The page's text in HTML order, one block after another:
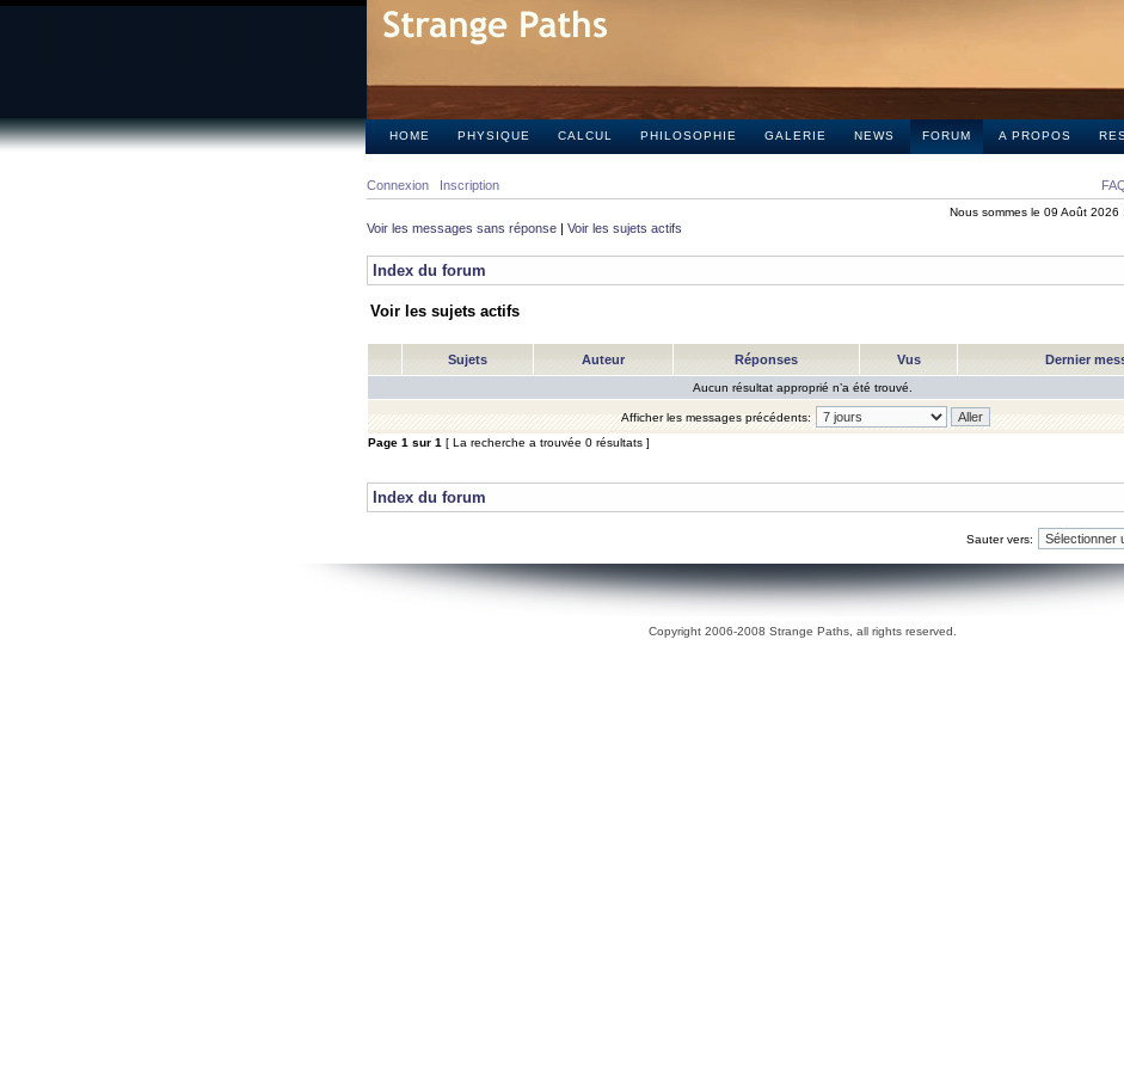
HOME PHYSIQUE CALCUL PHILOSOPHIE GALERIE NEWS FORUM A PROPOS
Connexion Inscription
Nous sommes le 09 Août 2026
Voir les messages sans réponse | Voir les sujets actifs
Index du forum
Voir les sujets actifs
Sujets Auteur Réponses Vus Dernier
Aucun résultat approprié n’a été trouvé.
Afficher les messages précédents:
Page 1 sur 1 [ La recherche a trouvée 0 résultats ]
Index du forum
Sauter vers:
Copyright 2006-2008 Strange Paths, all rights reserved.